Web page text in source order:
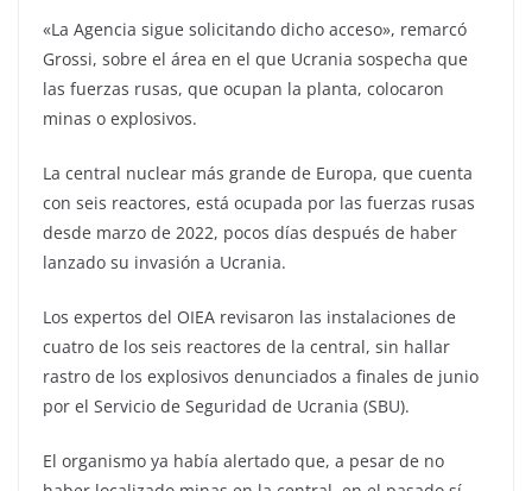
«La Agencia sigue solicitando dicho acceso», remarcó
Grossi, sobre el área en el que Ucrania sospecha que
las fuerzas rusas, que ocupan la planta, colocaron
minas o explosivos.
La central nuclear más grande de Europa, que cuenta
con seis reactores, está ocupada por las fuerzas rusas
desde marzo de 2022, pocos días después de haber
lanzado su invasión a Ucrania.
Los expertos del OIEA revisaron las instalaciones de
cuatro de los seis reactores de la central, sin hallar
rastro de los explosivos denunciados a finales de junio
por el Servicio de Seguridad de Ucrania (SBU).
El organismo ya había alertado que, a pesar de no